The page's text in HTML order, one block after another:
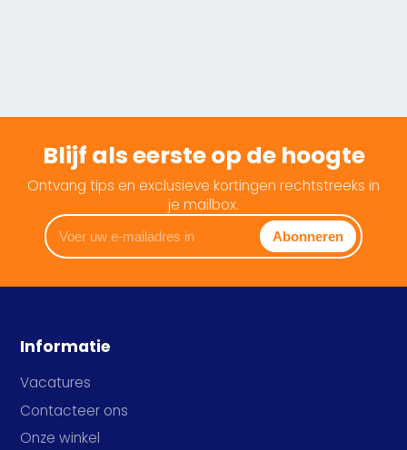
Blijf als eerste op de hoogte
Ontvang tips en exclusieve kortingen rechtstreeks in
je mailbox.
Voer
uw
e-
in
Abonneren
Informatie
Vacatures
Contacteer ons
Onze winkel